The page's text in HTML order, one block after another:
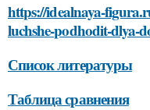
https://idealnaya-
luchshe-podhodit-dlya-
Список литературы
Таблица сравнения